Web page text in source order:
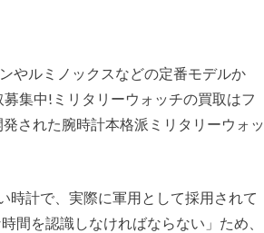
やルミノックスなどの定番モデルか
集中!ミリタリーウォッチの買取はフ
された腕時計本格派ミリタリーウォッ
時計で、実際に軍用として採用されて
間を認識しなければならない」ため、